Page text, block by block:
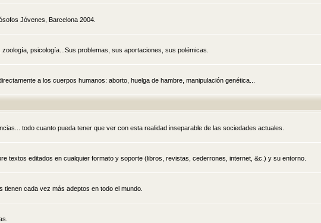
Jóvenes, Barcelona 2004.
psicología...Sus problemas, sus aportaciones, sus polémicas.
a los cuerpos humanos: aborto, huelga de hambre, manipulación genética...
todo cuanto pueda tener que ver con esta realidad inseparable de las sociedades actuales.
textos editados en cualquier formato y soporte (libros, revistas, cederrones, internet, &c.) y su entorno.
tienen cada vez más adeptos en todo el mundo.